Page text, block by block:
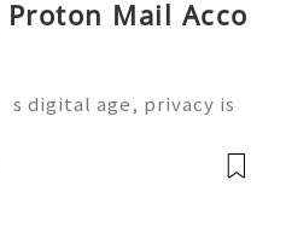
Mail Acco
digital age, privacy is
designed to prot